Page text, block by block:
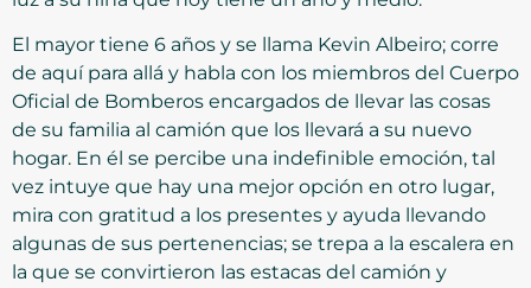
El mayor tiene 6 años y se llama Kevin Albeiro; corre
de aquí para allá y habla con los miembros del Cuerpo
Oficial de Bomberos encargados de llevar las cosas
de su familia al camión que los llevará a su nuevo
hogar. En él se percibe una indefinible emoción, tal
vez intuye que hay una mejor opción en otro lugar,
mira con gratitud a los presentes y ayuda llevando
algunas de sus pertenencias; se trepa a la escalera en
la que se convirtieron las estacas del camión y